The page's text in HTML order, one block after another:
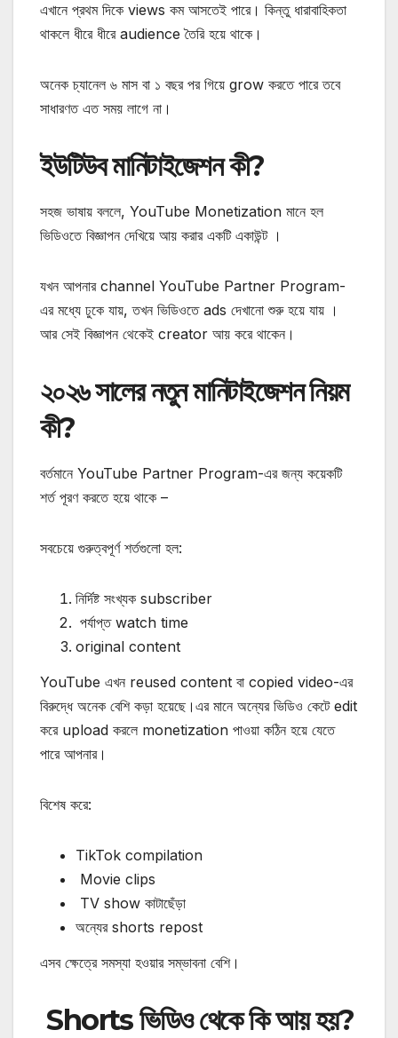
এখানে প্রথম দিকে views কম আসতেই পারে। কিন্তু ধারাবাহিকতা
থাকলে ধীরে ধীরে audience তৈরি হয়ে থাকে।
অনেক চ্যানেল ৬ মাস বা ১ বছর পর গিয়ে grow করতে পারে তবে
সাধারণত এত সময় লাগে না।
ইউটিউব মানিটাইজেশন কী?
সহজ ভাষায় বললে, YouTube Monetization মানে হল
ভিডিওতে বিজ্ঞাপন দেখিয়ে আয় করার একটি একাউন্ট ।
যখন আপনার channel YouTube Partner Program-
এর মধ্যে ঢুকে যায়, তখন ভিডিওতে ads দেখানো শুরু হয়ে যায় ।
আর সেই বিজ্ঞাপন থেকেই creator আয় করে থাকেন।
২০২৬ সালের নতুন মানিটাইজেশন নিয়ম
কী?
বর্তমানে YouTube Partner Program-এর জন্য কয়েকটি
শর্ত পূরণ করতে হয়ে থাকে –
সবচেয়ে গুরুত্বপূর্ণ শর্তগুলো হল:
নির্দিষ্ট সংখ্যক subscriber
পর্যাপ্ত watch time
original content
YouTube এখন reused content বা copied video-এর
বিরুদ্ধে অনেক বেশি কড়া হয়েছে।এর মানে অন্যের ভিডিও কেটে edit
করে upload করলে monetization পাওয়া কঠিন হয়ে যেতে
পারে আপনার।
বিশেষ করে:
TikTok compilation
Movie clips
TV show কাটাছেঁড়া
অন্যের shorts repost
এসব ক্ষেত্রে সমস্যা হওয়ার সম্ভাবনা বেশি।
Shorts ভিডিও থেকে কি আয় হয়?